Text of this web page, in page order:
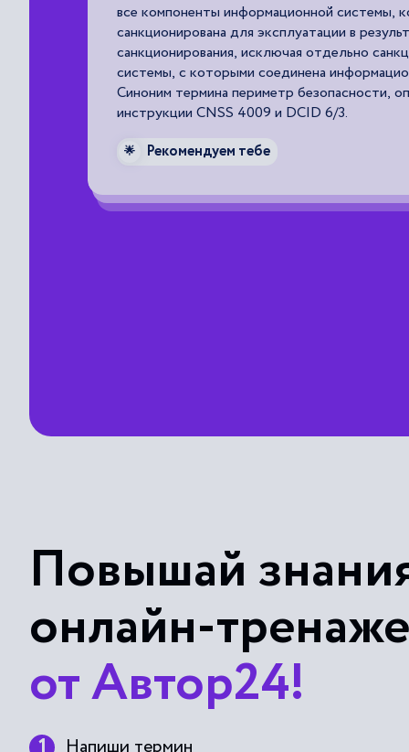
угрозы, вызванные воздействиями на АСОИ и
объективных физических процессов или
явлений, не зависящих от человека.
🌟 Рекомендуем тебе
Повышай
онлайн-
от Автор24!
Напиши термин